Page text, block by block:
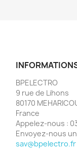
BPELECTRO
9 rue de Lihons
80170
France
Appelez-nous :
Envoyez-nous
sav@bpelectro.fr